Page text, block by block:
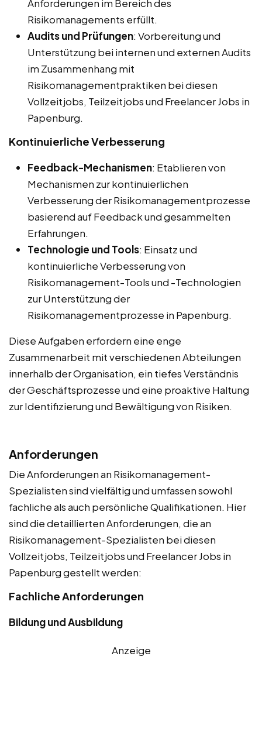
Anforderungen im Bereich des
Risikomanagements erfüllt.
Audits und Prüfungen: Vorbereitung und
Unterstützung bei internen und externen Audits
im Zusammenhang mit
Risikomanagementpraktiken bei diesen
Vollzeitjobs, Teilzeitjobs und Freelancer Jobs in
Papenburg.
Kontinuierliche Verbesserung
Feedback-Mechanismen: Etablieren von
Mechanismen zur kontinuierlichen
Verbesserung der Risikomanagementprozesse
basierend auf Feedback und gesammelten
Erfahrungen.
Technologie und Tools: Einsatz und
kontinuierliche Verbesserung von
Risikomanagement-Tools und -Technologien
zur Unterstützung der
Risikomanagementprozesse in Papenburg.
Diese Aufgaben erfordern eine enge
Zusammenarbeit mit verschiedenen Abteilungen
innerhalb der Organisation, ein tiefes Verständnis
der Geschäftsprozesse und eine proaktive Haltung
zur Identifizierung und Bewältigung von Risiken.
Anforderungen
Die Anforderungen an Risikomanagement-
Spezialisten sind vielfältig und umfassen sowohl
fachliche als auch persönliche Qualifikationen. Hier
sind die detaillierten Anforderungen, die an
Risikomanagement-Spezialisten bei diesen
Vollzeitjobs, Teilzeitjobs und Freelancer Jobs in
Papenburg gestellt werden:
Fachliche Anforderungen
Bildung und Ausbildung
Anzeige